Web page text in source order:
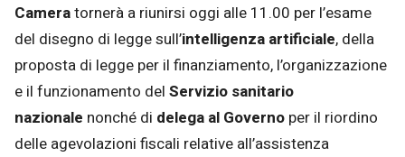
Cameratornerà a riunirsi oggi alle 11.00 per l’esame
del disegno di legge sull’intelligenza artificiale, della
proposta di legge per il finanziamento, l’organizzazione
e il funzionamento del Servizio sanitario
nazionale nonché di delega al Governo per il riordino
delle agevolazioni fiscali relative all’assistenza